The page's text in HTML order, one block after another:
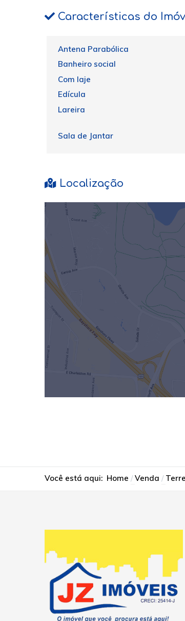
Características do
Antena Parabólica
Banheiro social
Com laje
Edícula
Lareira
Sala de Jantar
Localização
Você está aqui: Home Venda